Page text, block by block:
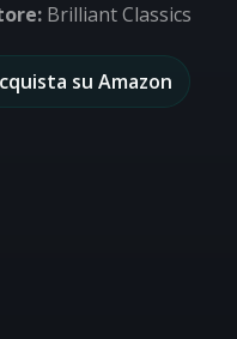
Brilliant Classics
su Amazon